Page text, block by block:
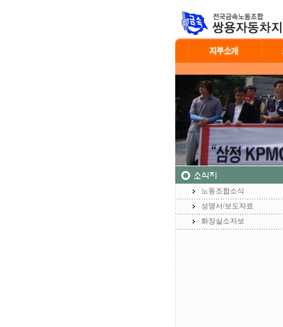
노동조합소식
성명서/보도자료
화장실소자보